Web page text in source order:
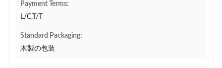
Payment Terms:
L/C,T/T
Standard Packaging:
木製の包装